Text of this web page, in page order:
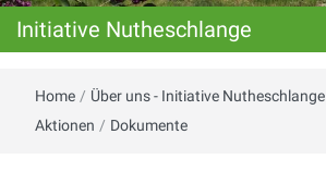
Initiative Nutheschlange
Home / Über uns - Initiative Nutheschlange
Aktionen / Dokumente